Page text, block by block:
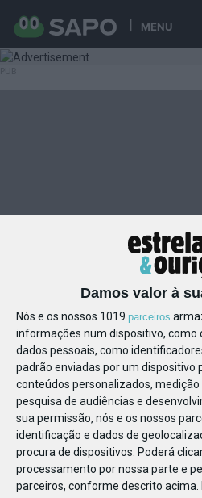
MENU
Damos valor à
Nós e os nossos 1019 parceiros
informações num dispositivo, como
dados pessoais, como
padrão enviadas por um dispositivo
conteúdos personalizados,
pesquisa de audiências e
sua permissão, nós e os nossos
identificação e dados de
procura de dispositivos. Poderá
processamento por nossa parte e
parceiros, conforme descrito